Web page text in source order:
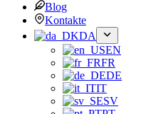
Blog
Kontakte
DA
EN
FR
DE
IT
SV